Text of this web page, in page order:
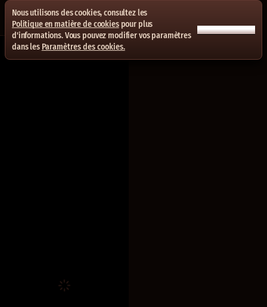
Nous utilisons des cookies, consultez les
Politique en matière de cookiespour plus
d'informations. Vous pouvez modifier vos paramètres
dans les Paramètres des cookies.
ACCEPTER TOUT